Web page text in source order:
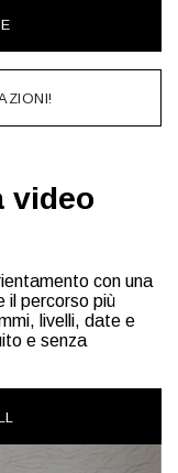
video
con una
il percorso più
livelli, date e
e senza